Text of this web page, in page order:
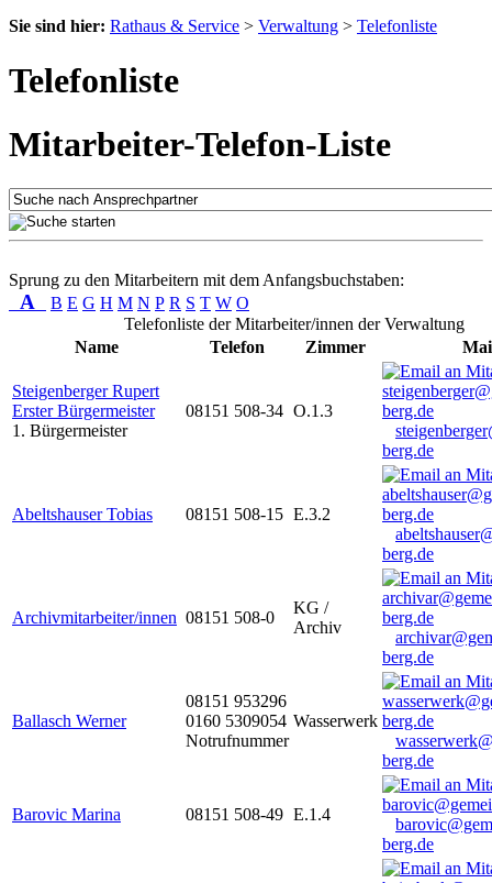
Sie sind hier: Rathaus & Service > Verwaltung > Telefonliste
Telefonliste
Mitarbeiter-Telefon-Liste
Sprung zu den Mitarbeitern mit dem Anfangsbuchstaben:
A B E G H M N P R S T W O
Telefonliste der Mitarbeiter/innen der Verwaltung
Name
Telefon Zimmer
Steigenberger Rupert
Erster Bürgermeister
1. Bürgermeister
08151 508-34 O.1.3
berg.de
Abeltshauser Tobias 08151 508-15 E.3.2
berg.de
Archivmitarbeiter/innen 08151 508-0
KG /
Archiv
berg.de
Ballasch Werner
08151 953296
0160 5309054
Notrufnummer
Wasserwerk
berg.de
Barovic Marina 08151 508-49 E.1.4
berg.de